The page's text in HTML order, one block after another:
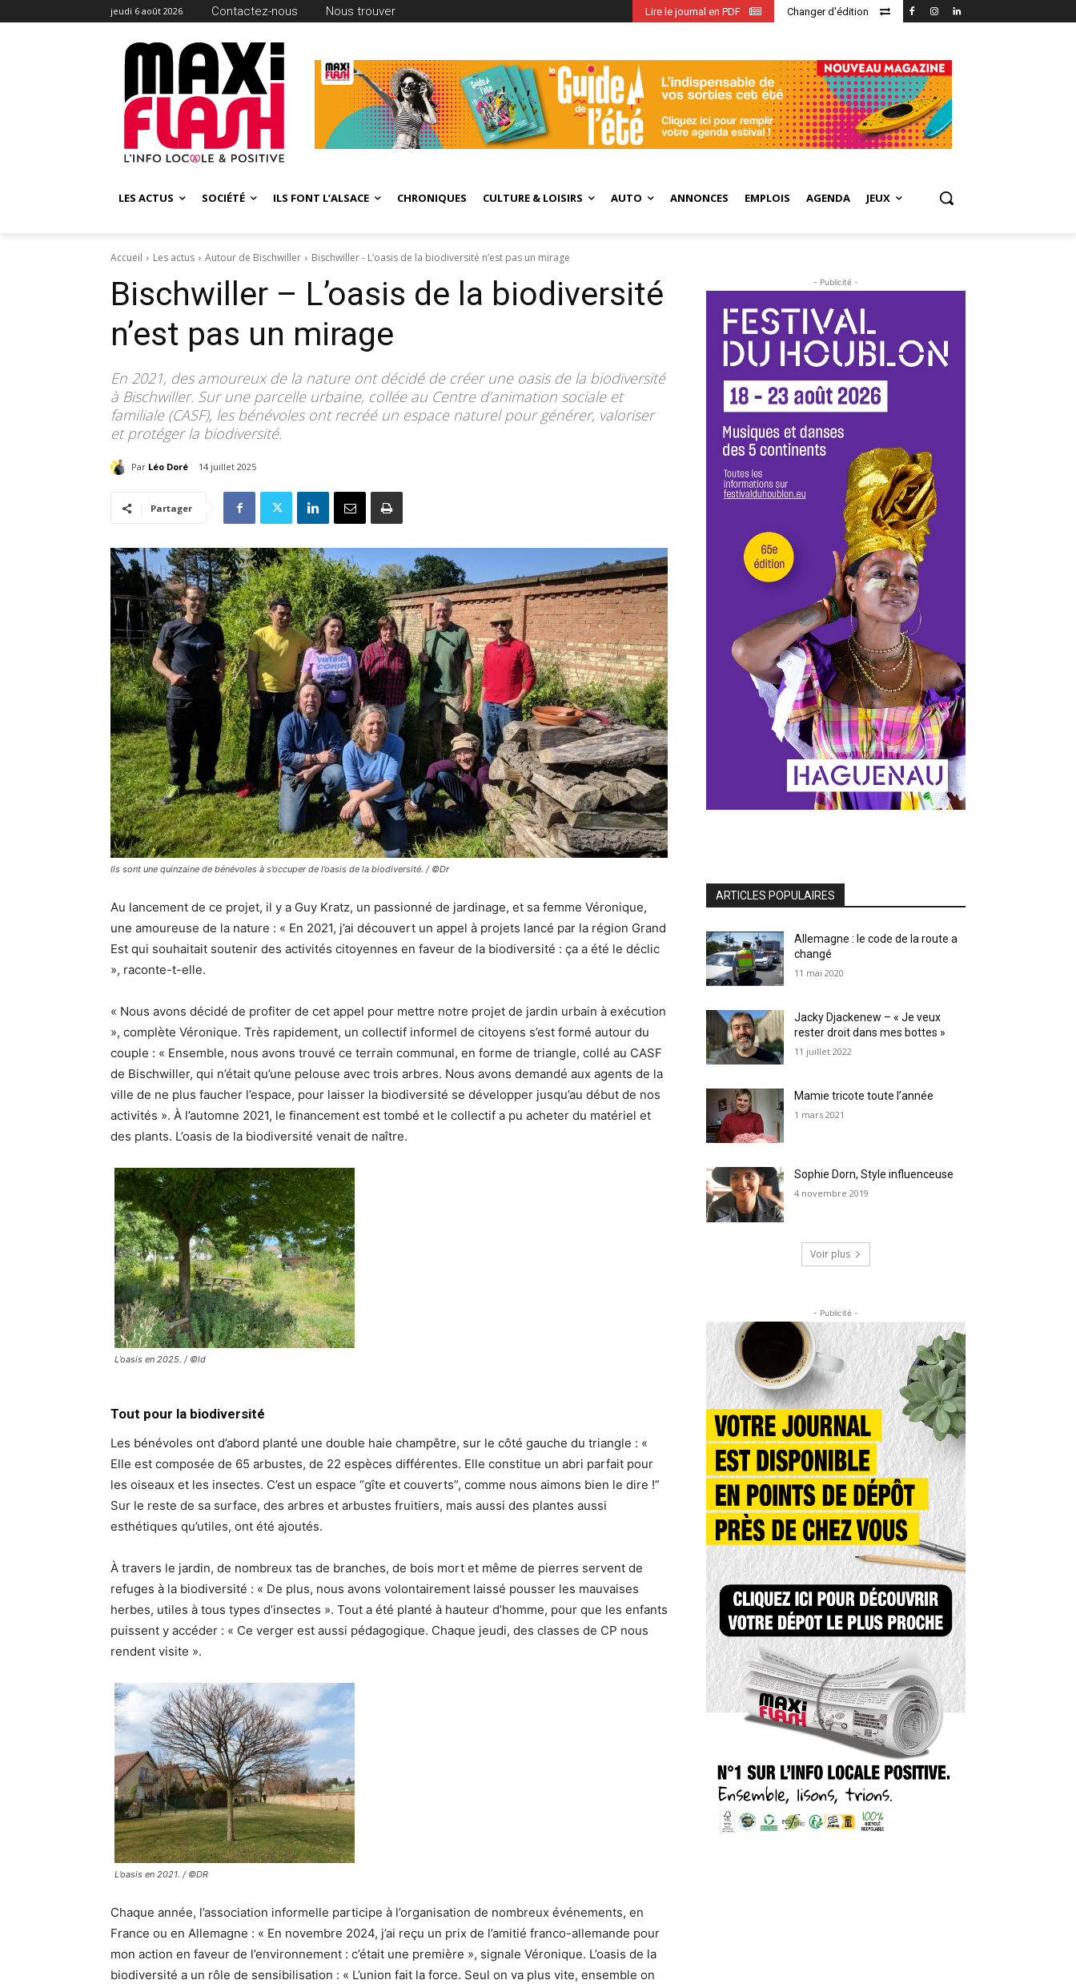
jeudi 6 août 2026 Contactez-nous Nous trouver Changer d'édition
Lire le journal en PDF
LES ACTUS SOCIÉTÉ ILS FONT L’ALSACE CHRONIQUES CULTURE & LOISIRS AUTO ANNONCES EMPLOIS AGENDA JEUX
Accueil Les actus Autour de Bischwiller Bischwiller - L’oasis de la biodiversité n’est pas un mirage
Bischwiller – L’oasis de la biodiversité
n’est pas un mirage
En 2021, des amoureux de la nature ont décidé de créer une oasis de la biodiversité
à Bischwiller. Sur une parcelle urbaine, collée au Centre d’animation sociale et
familiale (CASF), les bénévoles ont recréé un espace naturel pour générer, valoriser
et protéger la biodiversité.
Par Léo Doré 14 juillet 2025
Partager
Ils sont une quinzaine de bénévoles à s’occuper de l’oasis de la biodiversité. / ©Dr
Au lancement de ce projet, il y a Guy Kratz, un passionné de jardinage, et sa femme Véronique,
une amoureuse de la nature : « En 2021, j’ai découvert un appel à projets lancé par la région Grand
Est qui souhaitait soutenir des activités citoyennes en faveur de la biodiversité : ça a été le déclic
», raconte-t-elle.
« Nous avons décidé de profiter de cet appel pour mettre notre projet de jardin urbain à exécution
», complète Véronique. Très rapidement, un collectif informel de citoyens s’est formé autour du
couple : « Ensemble, nous avons trouvé ce terrain communal, en forme de triangle, collé au CASF
de Bischwiller, qui n’était qu’une pelouse avec trois arbres. Nous avons demandé aux agents de la
ville de ne plus faucher l’espace, pour laisser la biodiversité se développer jusqu’au début de nos
activités ». À l’automne 2021, le financement est tombé et le collectif a pu acheter du matériel et
des plants. L’oasis de la biodiversité venait de naître.
L’oasis en 2025. / ©ld
Tout pour la biodiversité
Les bénévoles ont d’abord planté une double haie champêtre, sur le côté gauche du triangle : «
Elle est composée de 65 arbustes, de 22 espèces différentes. Elle constitue un abri parfait pour
les oiseaux et les insectes. C’est un espace “gîte et couverts”, comme nous aimons bien le dire !”
Sur le reste de sa surface, des arbres et arbustes fruitiers, mais aussi des plantes aussi
esthétiques qu’utiles, ont été ajoutés.
À travers le jardin, de nombreux tas de branches, de bois mort et même de pierres servent de
refuges à la biodiversité : « De plus, nous avons volontairement laissé pousser les mauvaises
herbes, utiles à tous types d’insectes ». Tout a été planté à hauteur d’homme, pour que les enfants
puissent y accéder : « Ce verger est aussi pédagogique. Chaque jeudi, des classes de CP nous
rendent visite ».
L’oasis en 2021. / ©DR
Chaque année, l’association informelle participe à l’organisation de nombreux événements, en
France ou en Allemagne : « En novembre 2024, j’ai reçu un prix de l’amitié franco-allemande pour
mon action en faveur de l’environnement : c’était une première », signale Véronique. L’oasis de la
biodiversité a un rôle de sensibilisation : « L’union fait la force. Seul on va plus vite, ensemble on
- Publicité -
ARTICLES POPULAIRES
Allemagne : le code de la route a
changé
11 mai 2020
Jacky Djackenew – « Je veux
rester droit dans mes bottes »
11 juillet 2022
Mamie tricote toute l’année
1 mars 2021
Sophie Dorn, Style influenceuse
4 novembre 2019
Voir plus
- Publicité -